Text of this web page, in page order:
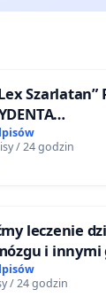
Szarlatan”
/ 24 godzin
leczenie
i innymi
Zdrowia
/ 24 godzin